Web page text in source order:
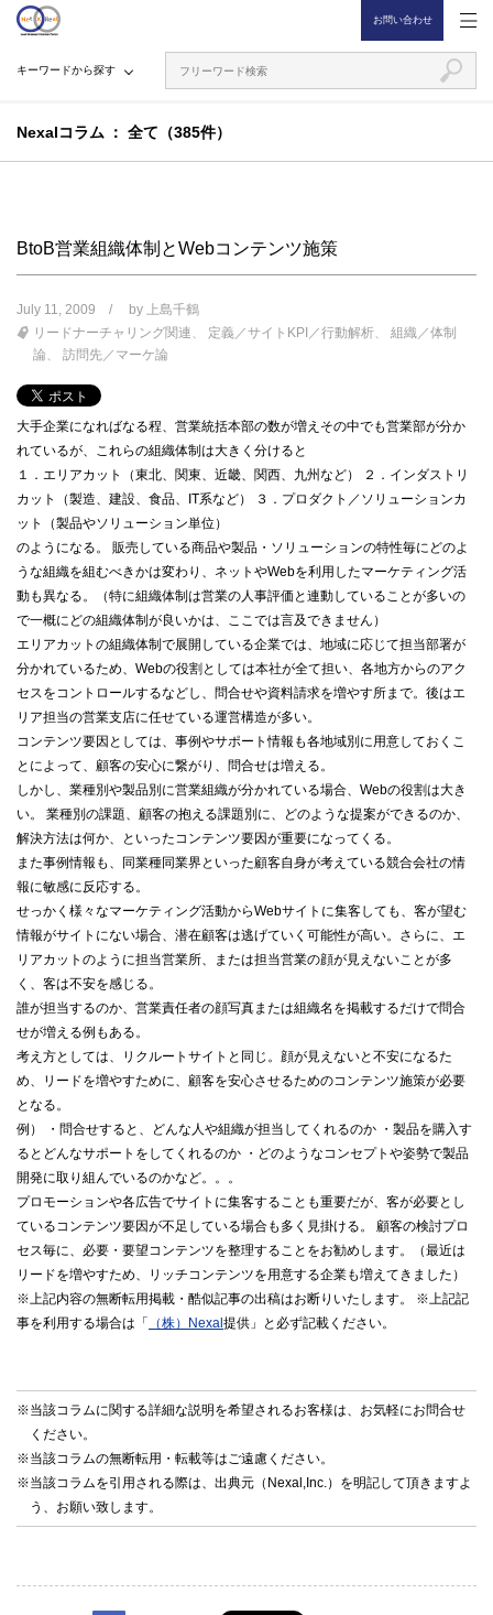
お問い合わせ
Nexalコラム 全て（385件）
キーワードから探す
BtoB営業組織体制とWebコンテンツ施策
July 11, 2009 by
上島千鶴
リードナーチャリング関連
定義／サイトKPI／行動解析
組織／体制
論
訪問先／マーケ論
大手企業になればなる程、営業統括本部の数が増えその中でも営業部が分か
れているが、これらの組織体制は大きく分けると
１．エリアカット（東北、関東、近畿、関西、九州など） ２．インダストリ
カット（製造、建設、食品、IT系など） ３．プロダクト／ソリューションカ
ット（製品やソリューション単位）
のようになる。 販売している商品や製品・ソリューションの特性毎にどのよ
うな組織を組むべきかは変わり、ネットやWebを利用したマーケティング活
動も異なる。（特に組織体制は営業の人事評価と連動していることが多いの
で一概にどの組織体制が良いかは、ここでは言及できません）
エリアカットの組織体制で展開している企業では、地域に応じて担当部署が
分かれているため、Webの役割としては本社が全て担い、各地方からのアク
セスをコントロールするなどし、問合せや資料請求を増やす所まで。後はエ
リア担当の営業支店に任せている運営構造が多い。
コンテンツ要因としては、事例やサポート情報も各地域別に用意しておくこ
とによって、顧客の安心に繋がり、問合せは増える。
しかし、業種別や製品別に営業組織が分かれている場合、Webの役割は大き
い。 業種別の課題、顧客の抱える課題別に、どのような提案ができるのか、
解決方法は何か、といったコンテンツ要因が重要になってくる。
また事例情報も、同業種同業界といった顧客自身が考えている競合会社の情
報に敏感に反応する。
せっかく様々なマーケティング活動からWebサイトに集客しても、客が望む
情報がサイトにない場合、潜在顧客は逃げていく可能性が高い。さらに、エ
リアカットのように担当営業所、または担当営業の顔が見えないことが多
く、客は不安を感じる。
誰が担当するのか、営業責任者の顔写真または組織名を掲載するだけで問合
せが増える例もある。
考え方としては、リクルートサイトと同じ。顔が見えないと不安になるた
め、リードを増やすために、顧客を安心させるためのコンテンツ施策が必要
となる。
例） ・問合せすると、どんな人や組織が担当してくれるのか ・製品を購入す
るとどんなサポートをしてくれるのか ・どのようなコンセプトや姿勢で製品
開発に取り組んでいるのかなど。。。
プロモーションや各広告でサイトに集客することも重要だが、客が必要とし
ているコンテンツ要因が不足している場合も多く見掛ける。 顧客の検討プロ
セス毎に、必要・要望コンテンツを整理することをお勧めします。（最近は
リードを増やすため、リッチコンテンツを用意する企業も増えてきました）
※上記内容の無断転用掲載・酷似記事の出稿はお断りいたします。 ※上記記
事を利用する場合は「
（株）Nexal 提供」と必ず記載ください。
※当該コラムに関する詳細な説明を希望されるお客様は、お気軽にお問合せ
ください。
※当該コラムの無断転用・転載等はご遠慮ください。
※当該コラムを引用される際は、出典元（Nexal,Inc.）を明記して頂きますよ
う、お願い致します。